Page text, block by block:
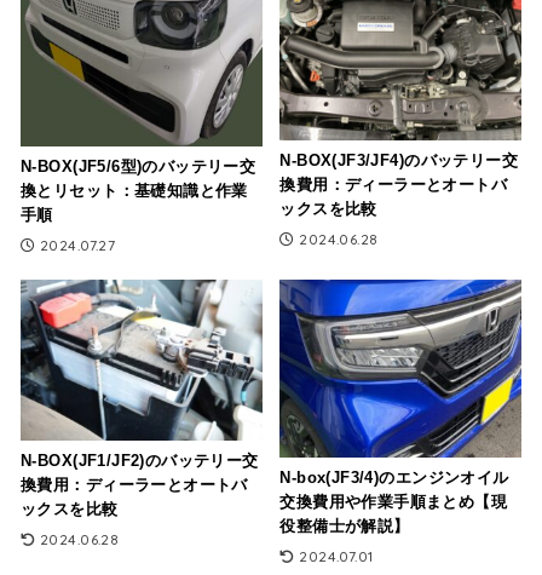
N-BOX(JF5/6型)のバッテリー交
換とリセット：基礎知識と作業
手順
2024.07.27
N-BOX(JF3/JF4)のバッテリー交
換費用：ディーラーとオートバ
ックスを比較
2024.06.28
N-BOX(JF1/JF2)のバッテリー交
換費用：ディーラーとオートバ
ックスを比較
2024.06.28
N-box(JF3/4)のエンジンオイル
交換費用や作業手順まとめ【現
役整備士が解説】
2024.07.01